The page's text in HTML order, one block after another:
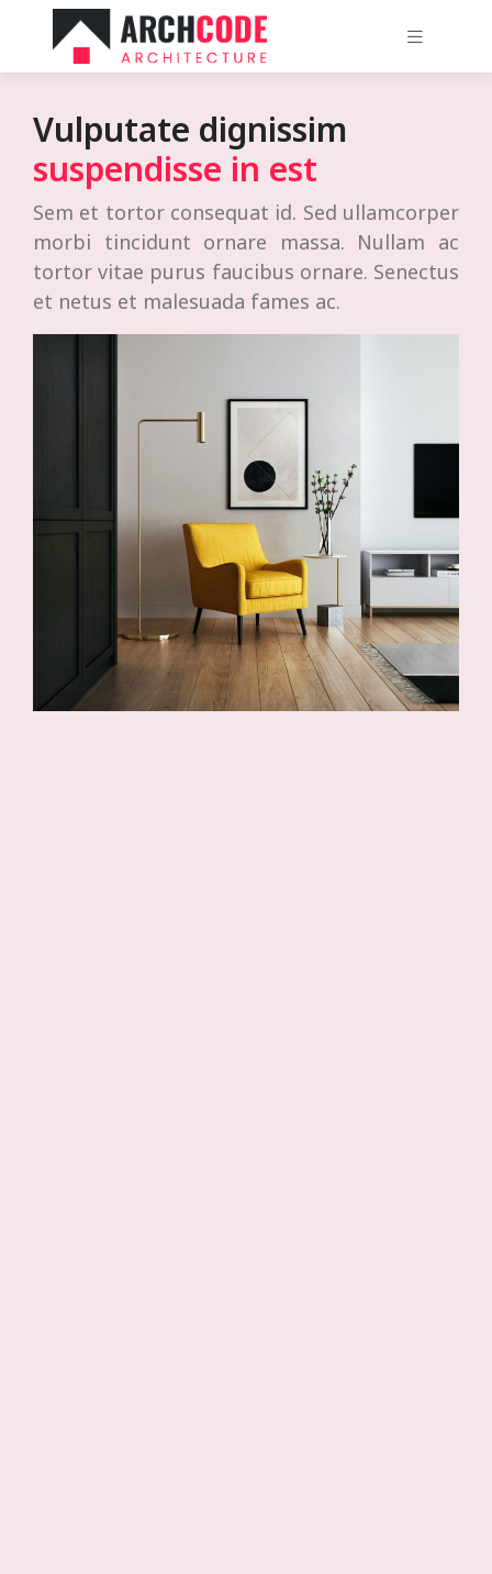
Vulputate dignissim
suspendisse in est
Sem et tortor consequat id. Sed ullamcorper
morbi tincidunt ornare massa. Nullam ac
tortor vitae purus faucibus ornare. Senectus
et netus et malesuada fames ac.